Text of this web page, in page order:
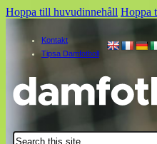
Hoppa till huvudinnehåll Hoppa
Kontakt
Tipsa Damfotboll
Sök